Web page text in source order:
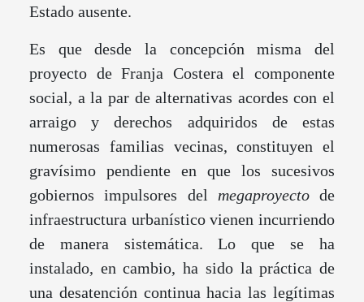
Estado ausente.
Es que desde la concepción misma del
proyecto de Franja Costera el componente
social, a la par de alternativas acordes con el
arraigo y derechos adquiridos de estas
numerosas familias vecinas, constituyen el
gravísimo pendiente en que los sucesivos
gobiernos impulsores del megaproyectode
infraestructura urbanístico vienen incurriendo
de manera sistemática. Lo que se ha
instalado, en cambio, ha sido la práctica de
una desatención continua hacia las legítimas